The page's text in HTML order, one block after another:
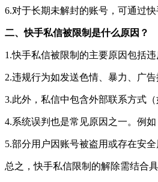
6.对于长期未解封的账号，可通过
二、快手私信被限制是什么原因？
1.快手私信被限制的主要原因包括违
2.违规行为如发送色情、暴力、广
3.此外，私信中包含外部联系方式
4.系统误判也是常见原因之一。例
5.部分用户因账号被盗用或存在安
总之，快手私信限制的解除需结合